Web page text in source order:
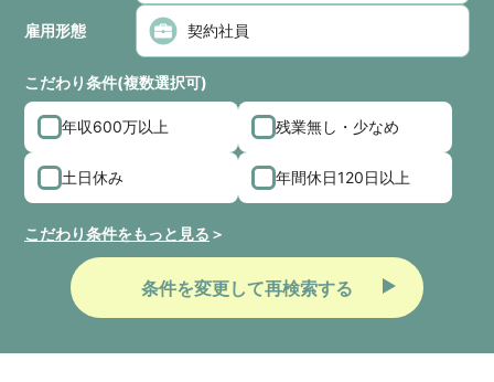
雇用形態
こだわり条件(複数選択可)
年収600万以上 残業無し・少なめ
土日休み 年間休日120日以上
こだわり条件をもっと見る
条件を変更して再検索する